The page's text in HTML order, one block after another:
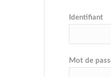
Identifiant
Mot de